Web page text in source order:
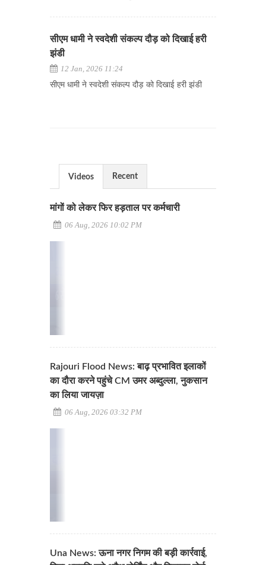
सीएम धामी ने स्वदेशी संकल्प दौड़ को दिखाई हरी
झंडी
12 Jan, 2026 11:24
सीएम धामी ने स्वदेशी संकल्प दौड़ को दिखाई हरी झंडी
Videos Recent
मांगों को लेकर फिर हड़ताल पर कर्मचारी
06 Aug, 2026 10:02 PM
Rajouri Flood News: बाढ़ प्रभावित इलाकों
का दौरा करने पहुंचे CM उमर अब्दुल्ला, नुकसान
का लिया जायज़ा
06 Aug, 2026 03:32 PM
Una News: ऊना नगर निगम की बड़ी कार्रवाई,